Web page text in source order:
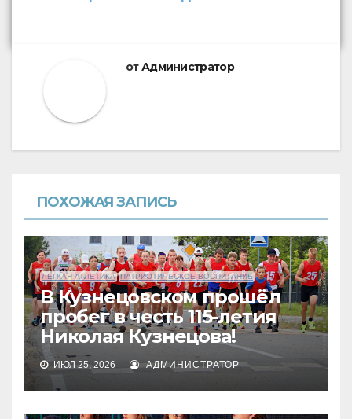
отАдминистратор
ПОХОЖАЯ ЗАПИСЬ
ЛЕГКАЯ АТЛЕТИКА ПАТРИОТИЧЕСКОЕ ВОСПИТАНИЕ
В Кузнецовском прошёл
пробег в честь 115-летия
Николая Кузнецова!
ИЮЛ 25, 2026 АДМИНИСТРАТОР